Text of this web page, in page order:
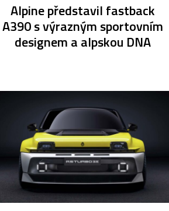
Alpine představil fastback
A390 s výrazným sportovním
designem a alpskou DNA